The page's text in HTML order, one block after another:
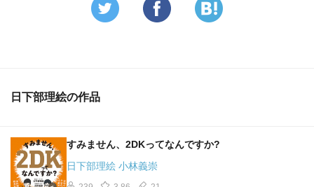
日下部理絵の作品
すみません、2DKってなんですか?
日下部理絵 小林義崇